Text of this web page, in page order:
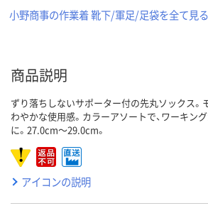
小野商事の作業着 靴下/軍足/足袋を全て見る
商品説明
ずり落ちしないサポーター付の先丸ソックス。
わやかな使用感。カラーアソートで、ワーキン
に。27.0cm～29.0cm。
アイコンの説明